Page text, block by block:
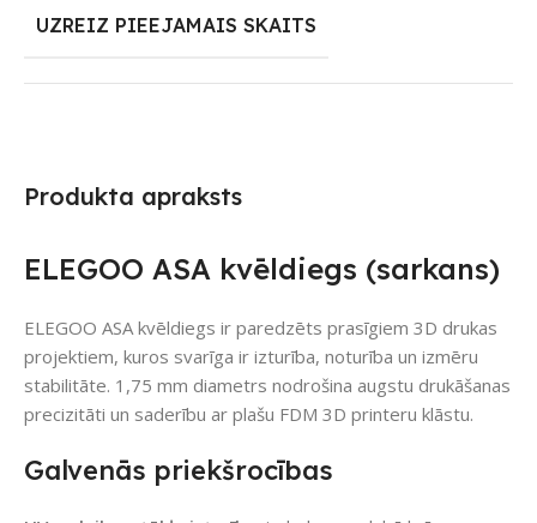
Produkta apraksts
ELEGOO ASA kvēldiegs (sarkans)
ELEGOO ASA kvēldiegs ir paredzēts prasīgiem 3D drukas
projektiem, kuros svarīga ir izturība, noturība un izmēru
stabilitāte. 1,75 mm diametrs nodrošina augstu drukāšanas
precizitāti un saderību ar plašu FDM 3D printeru klāstu.
Galvenās priekšrocības
UZREIZ PIEEJAMAIS SKAITS